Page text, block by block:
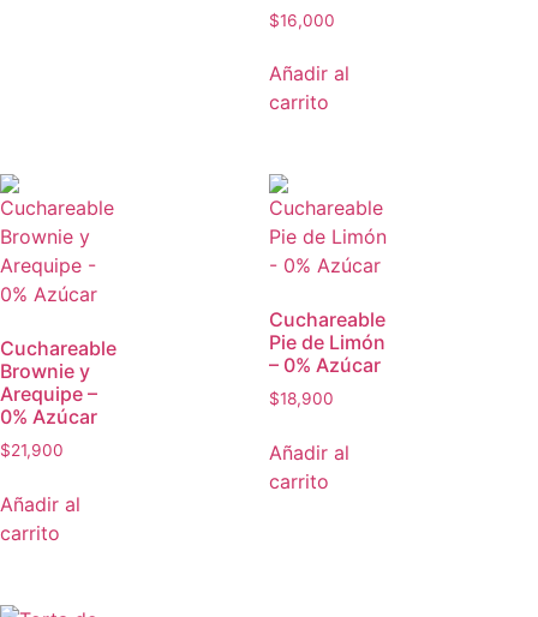
$16,000
Añadir al
carrito
Cuchareable
Brownie y
Arequipe –
0% Azúcar
$21,900
Añadir al
carrito
Cuchareable
Pie de Limón
– 0% Azúcar
$18,900
Añadir al
carrito